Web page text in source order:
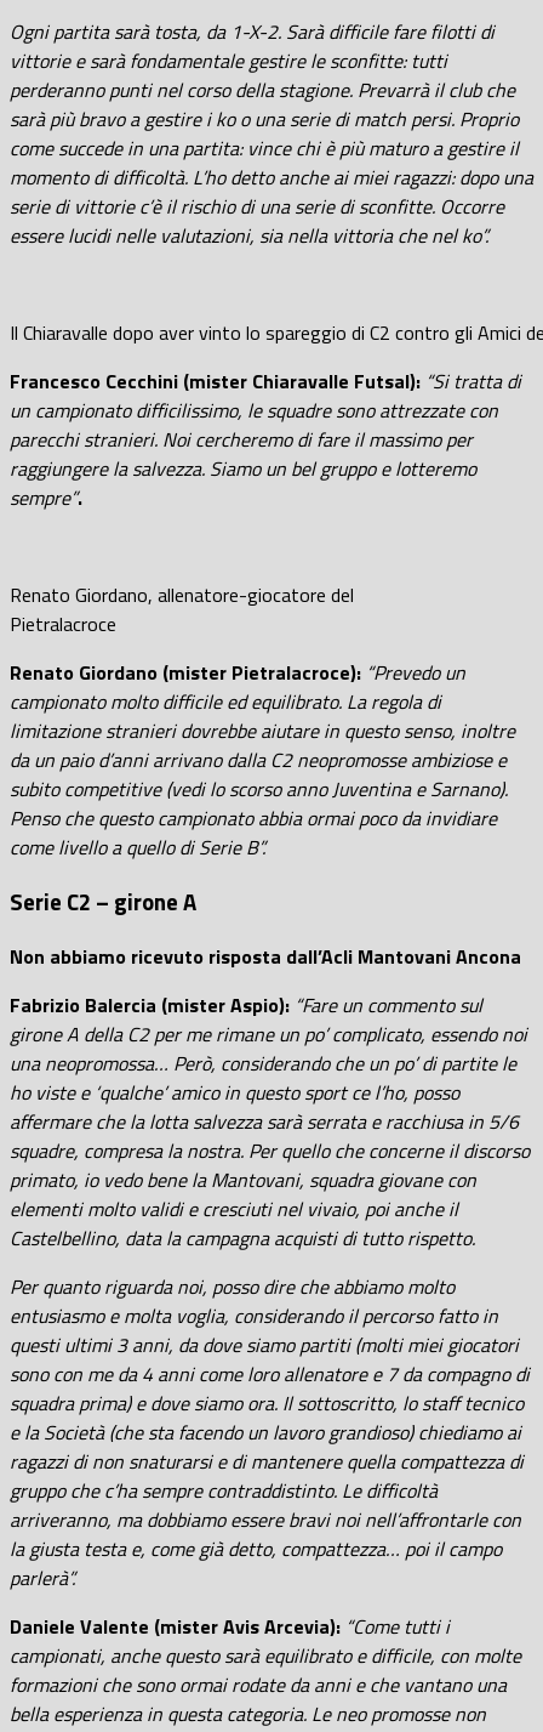
Ogni partita sarà tosta, da 1-X-2. Sarà difficile fare filotti di
vittorie e sarà fondamentale gestire le sconfitte: tutti
perderanno punti nel corso della stagione. Prevarrà il club che
sarà più bravo a gestire i ko o una serie di match persi. Proprio
come succede in una partita: vince chi è più maturo a gestire il
momento di difficoltà. L’ho detto anche ai miei ragazzi: dopo una
serie di vittorie c’è il rischio di una serie di sconfitte. Occorre
essere lucidi nelle valutazioni, sia nella vittoria che nel ko”.
Il Chiaravalle dopo aver vinto lo spareggio di C2 contro gli Amici
Francesco Cecchini (mister Chiaravalle Futsal): “Si tratta di
un campionato difficilissimo, le squadre sono attrezzate con
parecchi stranieri. Noi cercheremo di fare il massimo per
raggiungere la salvezza. Siamo un bel gruppo e lotteremo
sempre”.
Renato Giordano, allenatore-giocatore del
Pietralacroce
Renato Giordano (mister Pietralacroce): “Prevedo un
campionato molto difficile ed equilibrato. La regola di
limitazione stranieri dovrebbe aiutare in questo senso, inoltre
da un paio d’anni arrivano dalla C2 neopromosse ambiziose e
subito competitive (vedi lo scorso anno Juventina e Sarnano).
Penso che questo campionato abbia ormai poco da invidiare
come livello a quello di Serie B”.
Serie C2 – girone A
Non abbiamo ricevuto risposta dall’Acli Mantovani Ancona
Fabrizio Balercia (mister Aspio): “Fare un commento sul
girone A della C2 per me rimane un po’ complicato, essendo noi
una neopromossa… Però, considerando che un po’ di partite le
ho viste e ‘qualche’ amico in questo sport ce l’ho, posso
affermare che la lotta salvezza sarà serrata e racchiusa in 5/6
squadre, compresa la nostra. Per quello che concerne il discorso
primato, io vedo bene la Mantovani, squadra giovane con
elementi molto validi e cresciuti nel vivaio, poi anche il
Castelbellino, data la campagna acquisti di tutto rispetto.
Per quanto riguarda noi, posso dire che abbiamo molto
entusiasmo e molta voglia, considerando il percorso fatto in
questi ultimi 3 anni, da dove siamo partiti (molti miei giocatori
sono con me da 4 anni come loro allenatore e 7 da compagno di
squadra prima) e dove siamo ora. Il sottoscritto, lo staff tecnico
e la Società (che sta facendo un lavoro grandioso) chiediamo ai
ragazzi di non snaturarsi e di mantenere quella compattezza di
gruppo che c’ha sempre contraddistinto. Le difficoltà
arriveranno, ma dobbiamo essere bravi noi nell’affrontarle con
la giusta testa e, come già detto, compattezza… poi il campo
parlerà”.
Daniele Valente (mister Avis Arcevia): “Come tutti i
campionati, anche questo sarà equilibrato e difficile, con molte
formazioni che sono ormai rodate da anni e che vantano una
bella esperienza in questa categoria. Le neo promosse non